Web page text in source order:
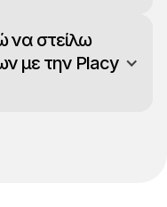
να στείλω
με την Placy